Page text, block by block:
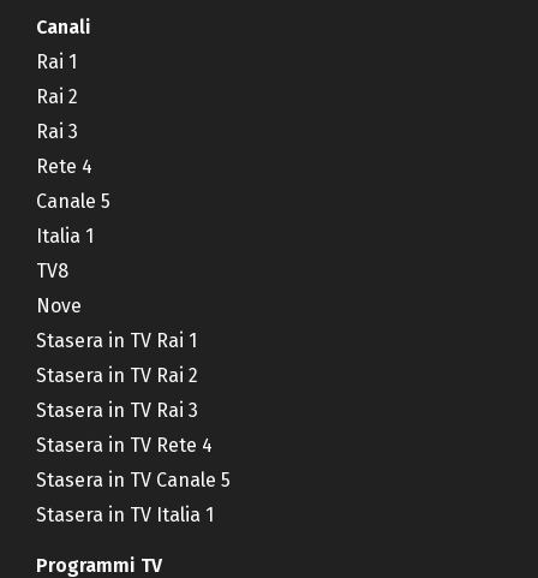
Canali
Rai 1
Rai 2
Rai 3
Rete 4
Canale 5
Italia 1
TV8
Nove
Stasera in TV Rai 1
Stasera in TV Rai 2
Stasera in TV Rai 3
Stasera in TV Rete 4
Stasera in TV Canale 5
Stasera in TV Italia 1
Programmi TV